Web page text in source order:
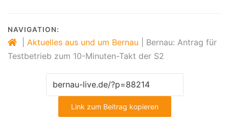
NAVIGATION:
Aktuelles aus und um Bernau
Bernau: Antrag für
Testbetrieb zum 10-Minuten-Takt der S2
Link zum Beitrag kopieren